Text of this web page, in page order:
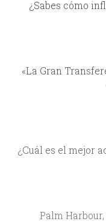
¿Sabes cómo
«La Gran
¿Cuál es el mejor
Palm